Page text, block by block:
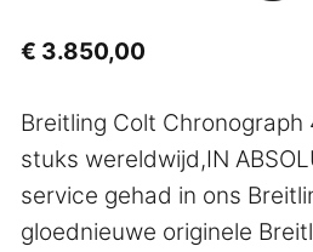
€ 3.850,00
Breitling Colt Chronograph
stuks wereldwijd,IN
service gehad in ons
gloednieuwe originele